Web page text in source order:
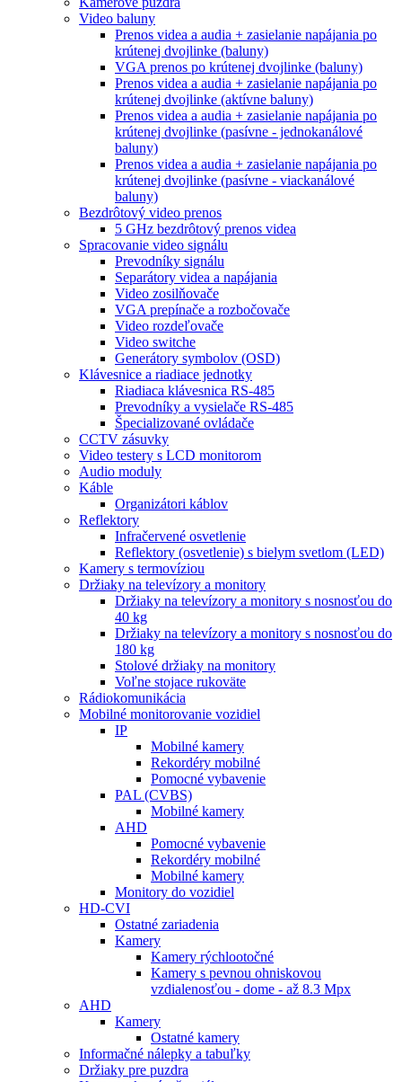
Video baluny
Prenos videa a audia + zasielanie napájania po
krútenej dvojlinke (baluny)
VGA prenos po krútenej dvojlinke (baluny)
Prenos videa a audia + zasielanie napájania po
krútenej dvojlinke (aktívne baluny)
Prenos videa a audia + zasielanie napájania po
krútenej dvojlinke (pasívne - jednokanálové
baluny)
Prenos videa a audia + zasielanie napájania po
krútenej dvojlinke (pasívne - viackanálové
baluny)
Bezdrôtový video prenos
5 GHz bezdrôtový prenos videa
Spracovanie video signálu
Prevodníky signálu
Separátory videa a napájania
Video zosilňovače
VGA prepínače a rozbočovače
Video rozdeľovače
Video switche
Generátory symbolov (OSD)
Klávesnice a riadiace jednotky
Riadiaca klávesnica RS-485
Prevodníky a vysielače RS-485
Špecializované ovládače
CCTV zásuvky
Video testery s LCD monitorom
Audio moduly
Káble
Organizátori káblov
Reflektory
Infračervené osvetlenie
Reflektory (osvetlenie) s bielym svetlom (LED)
Kamery s termovíziou
Držiaky na televízory a monitory
Držiaky na televízory a monitory s nosnosťou do
40 kg
Držiaky na televízory a monitory s nosnosťou do
180 kg
Stolové držiaky na monitory
Voľne stojace rukoväte
Rádiokomunikácia
Mobilné monitorovanie vozidiel
IP
Mobilné kamery
Rekordéry mobilné
Pomocné vybavenie
PAL (CVBS)
Mobilné kamery
AHD
Pomocné vybavenie
Rekordéry mobilné
Mobilné kamery
Monitory do vozidiel
HD-CVI
Ostatné zariadenia
Kamery
Kamery rýchlootočné
Kamery s pevnou ohniskovou
vzdialenosťou - dome - až 8.3 Mpx
AHD
Kamery
Ostatné kamery
Informačné nálepky a tabuľky
Držiaky pre puzdra